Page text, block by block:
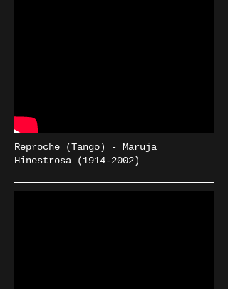
Reproche (Tango) - Maruja
Hinestrosa
(1914-2002)